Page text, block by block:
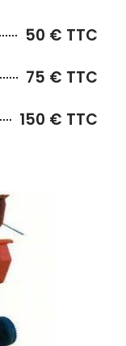
50 € TTC
75 € TTC
150 € TTC